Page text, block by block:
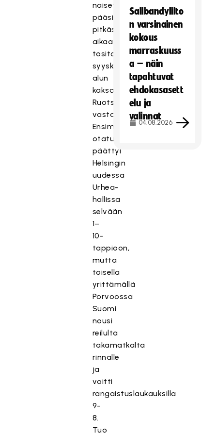
naiset
pääsivät
pitkästä
aikaa
tositoimiin
syyskuun
alun
kaksoismaaottelussa
Ruotsia
vastaan.
Ensimmäinen
otatus
päättyi
Helsingin
uudessa
Urhea-
hallissa
selvään
1–
10-
tappioon,
mutta
toisella
yrittämällä
Porvoossa
Suomi
nousi
reilulta
takamatkalta
rinnalle
ja
voitti
rangaistuslaukauksilla
9-
8.
Tuo
Salibandyliito
n varsinainen
kokous
marraskuuss
a – näin
tapahtuvat
ehdokasasett
elu ja
valinnat
04.08.2026